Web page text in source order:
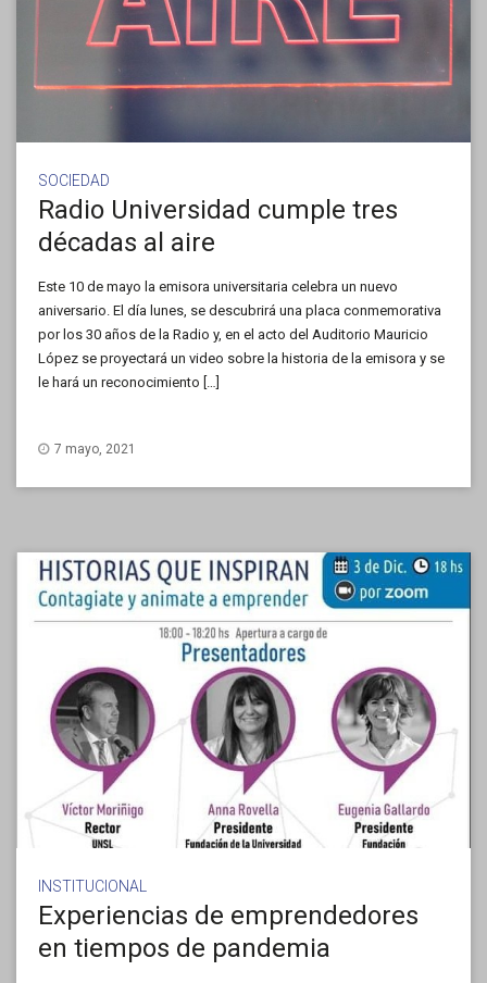
SOCIEDAD
Radio Universidad cumple tres
décadas al aire
Este 10 de mayo la emisora universitaria celebra un nuevo
aniversario. El día lunes, se descubrirá una placa conmemorativa
por los 30 años de la Radio y, en el acto del Auditorio Mauricio
López se proyectará un video sobre la historia de la emisora y se
le hará un reconocimiento […]
7 mayo, 2021
INSTITUCIONAL
Experiencias de emprendedores
en tiempos de pandemia